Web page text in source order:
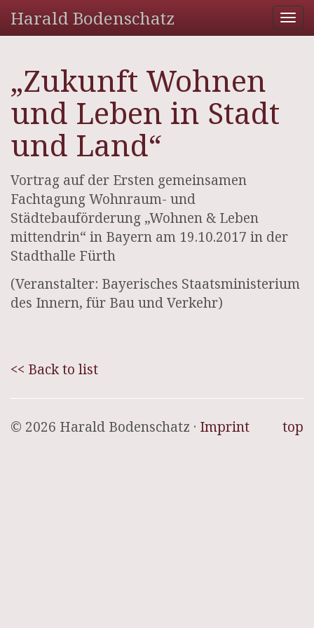
Harald Bodenschatz
„Zukunft Wohnen
und Leben in Stadt
und Land“
Vortrag auf der Ersten gemeinsamen
Fachtagung Wohnraum- und
Städtebauförderung „Wohnen & Leben
mittendrin“ in Bayern am 19.10.2017 in der
Stadthalle Fürth
(Veranstalter: Bayerisches Staatsministerium
des Innern, für Bau und Verkehr)
<< Back to list
top
© 2026 Harald Bodenschatz · Imprint